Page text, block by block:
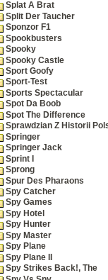
Splat A Brat
Split Der Taucher
Sponzor F1
Spookbusters
Spooky
Spooky Castle
Sport Goofy
Sport-Test
Sports Spectacular
Spot Da Boob
Spot The Difference
Sprawdzian Z Historii
Springer
Springer Jack
Sprint I
Sprong
Spur Des Pharaons
Spy Catcher
Spy Games
Spy Hotel
Spy Hunter
Spy Master
Spy Plane
Spy Plane II
Spy Strikes Back!, The